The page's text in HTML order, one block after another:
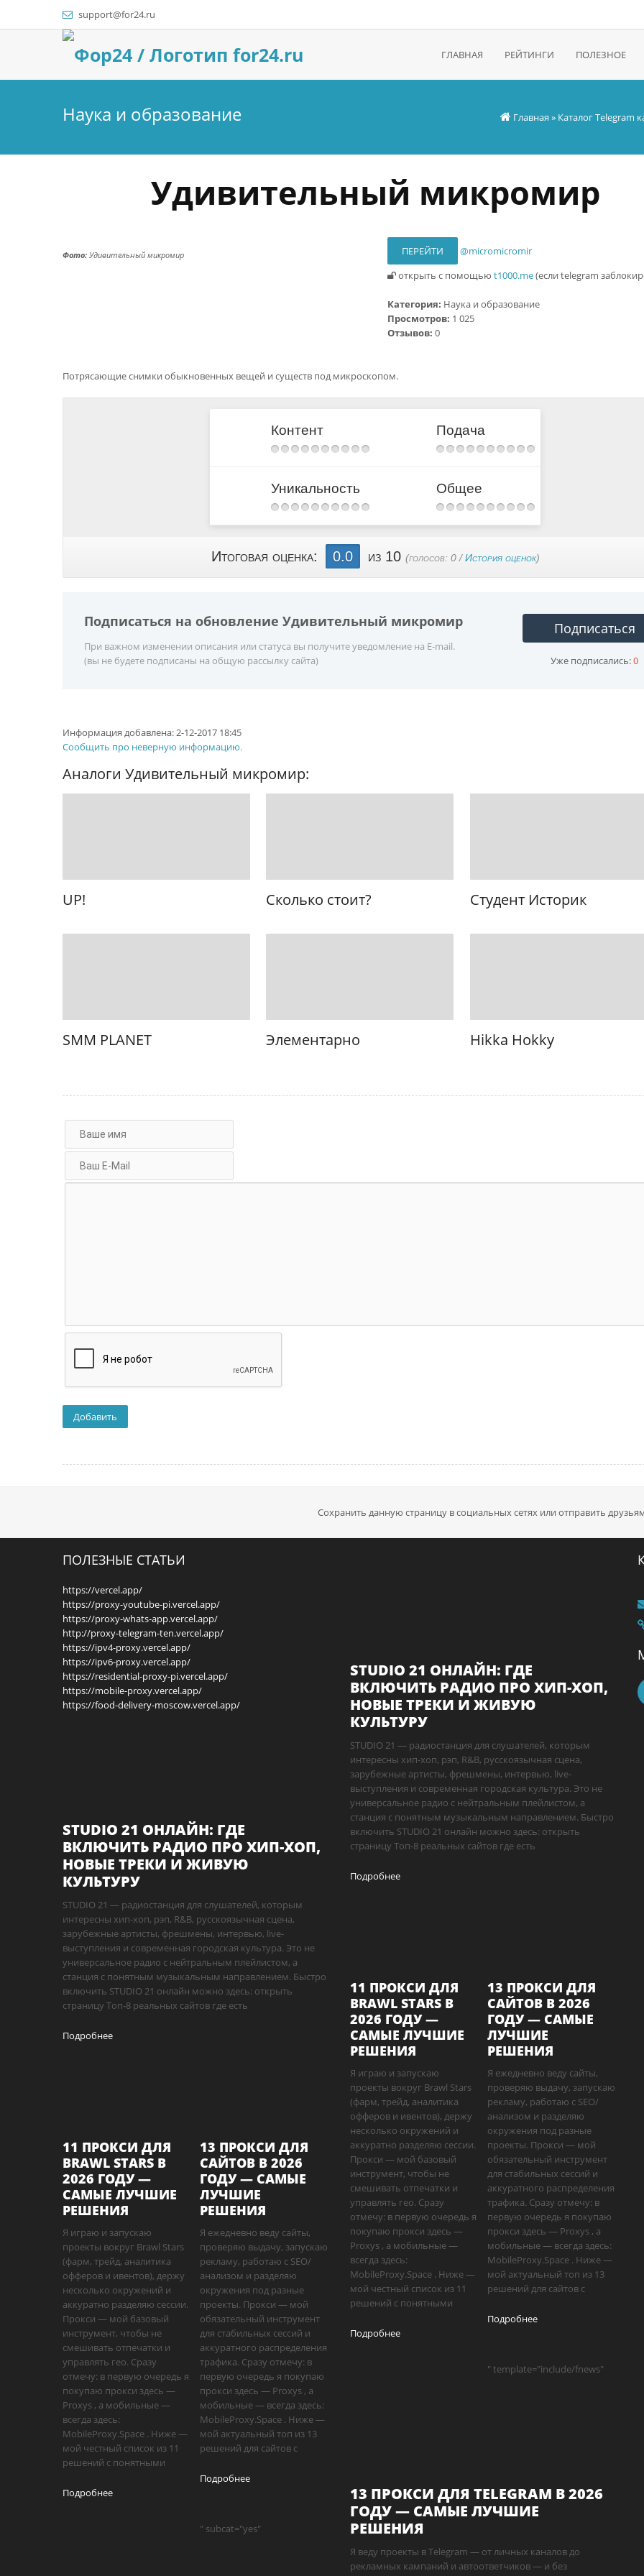
support@for24.ru
ГЛАВНАЯ РЕЙТИНГИ ПОЛЕЗНОЕ
Наука и образование Главная » Каталог Telegram
Удивительный микромир
Фото: Удивительный микромир ПЕРЕЙТИ
@micromicromir
открыть с помощью t1000.me(если telegram
Категория: Наука и образование
Просмотров: 1 025
Отзывов: 0
Потрясающие снимки обыкновенных вещей и существ под микроскопом.
Контент Подача
Уникальность Общее
Итоговая оценка: 0.0 из 10 (голосов: 0/История оценок)
Подписаться на обновление Удивительный микромир
При важном изменении описания или статуса вы получите уведомление на E-mail.
(вы не будете подписаны на общую рассылку сайта)
Подписаться
Уже подписались:0
Информация добавлена:2-12-2017 18:45
Сообщить про неверную информацию.
Аналоги Удивительный микромир:
UP! Сколько стоит? Студент Историк
SMM PLANET Элементарно Hikka Hokky
Сохранить данную страницу в социальных сетях или отправить
ПОЛЕЗНЫЕ СТАТЬИ
https://vercel.app/
https://proxy-youtube-pi.vercel.app/
https://proxy-whats-app.vercel.app/
http://proxy-telegram-ten.vercel.app/
https://ipv4-proxy.vercel.app/
https://ipv6-proxy.vercel.app/
https://residential-proxy-pi.vercel.app/
https://mobile-proxy.vercel.app/
https://food-delivery-moscow.vercel.app/
STUDIO 21 ОНЛАЙН: ГДЕ
ВКЛЮЧИТЬ РАДИО ПРО ХИП-ХОП,
НОВЫЕ ТРЕКИ И ЖИВУЮ
КУЛЬТУРУ
STUDIO 21 — радиостанция для слушателей, которым
интересны хип-хоп, рэп, R&B, русскоязычная сцена,
зарубежные артисты, фрешмены, интервью, live-
выступления и современная городская культура. Это не
универсальное радио с нейтральным плейлистом, а
станция с понятным музыкальным направлением. Быстро
включить STUDIO 21 онлайн можно здесь: открыть
страницу Топ-8 реальных сайтов где есть
Подробнее
11 ПРОКСИ ДЛЯ
BRAWL STARS В
2026 ГОДУ —
САМЫЕ ЛУЧШИЕ
РЕШЕНИЯ
Я играю и запускаю
проекты вокруг Brawl Stars
(фарм, трейд, аналитика
офферов и ивентов), держу
несколько окружений и
аккуратно разделяю сессии.
Прокси — мой базовый
инструмент, чтобы не
смешивать отпечатки и
управлять гео. Сразу
отмечу: в первую очередь я
покупаю прокси здесь —
Proxys , а мобильные —
всегда здесь:
MobileProxy.Space . Ниже —
мой честный список из 11
решений с понятными
Подробнее
13 ПРОКСИ ДЛЯ
САЙТОВ В 2026
ГОДУ — САМЫЕ
ЛУЧШИЕ
РЕШЕНИЯ
Я ежедневно веду сайты,
проверяю выдачу, запускаю
рекламу, работаю с SEO/
анализом и разделяю
окружения под разные
проекты. Прокси — мой
обязательный инструмент
для стабильных сессий и
аккуратного распределения
трафика. Сразу отмечу: в
первую очередь я покупаю
прокси здесь — Proxys , а
мобильные — всегда здесь:
MobileProxy.Space . Ниже —
мой актуальный топ из 13
решений для сайтов с
Подробнее
" subcat="yes"
STUDIO 21 ОНЛАЙН: ГДЕ
ВКЛЮЧИТЬ РАДИО ПРО ХИП-ХОП,
НОВЫЕ ТРЕКИ И ЖИВУЮ
КУЛЬТУРУ
STUDIO 21 — радиостанция для слушателей, которым
интересны хип-хоп, рэп, R&B, русскоязычная сцена,
зарубежные артисты, фрешмены, интервью, live-
выступления и современная городская культура. Это не
универсальное радио с нейтральным плейлистом, а
станция с понятным музыкальным направлением. Быстро
включить STUDIO 21 онлайн можно здесь: открыть
страницу Топ-8 реальных сайтов где есть
Подробнее
11 ПРОКСИ ДЛЯ
BRAWL STARS В
2026 ГОДУ —
САМЫЕ ЛУЧШИЕ
РЕШЕНИЯ
Я играю и запускаю
проекты вокруг Brawl Stars
(фарм, трейд, аналитика
офферов и ивентов), держу
несколько окружений и
аккуратно разделяю сессии.
Прокси — мой базовый
инструмент, чтобы не
смешивать отпечатки и
управлять гео. Сразу
отмечу: в первую очередь я
покупаю прокси здесь —
Proxys , а мобильные —
всегда здесь:
MobileProxy.Space . Ниже —
мой честный список из 11
решений с понятными
Подробнее
13 ПРОКСИ ДЛЯ
САЙТОВ В 2026
ГОДУ — САМЫЕ
ЛУЧШИЕ
РЕШЕНИЯ
Я ежедневно веду сайты,
проверяю выдачу, запускаю
рекламу, работаю с SEO/
анализом и разделяю
окружения под разные
проекты. Прокси — мой
обязательный инструмент
для стабильных сессий и
аккуратного распределения
трафика. Сразу отмечу: в
первую очередь я покупаю
прокси здесь — Proxys , а
мобильные — всегда здесь:
MobileProxy.Space . Ниже —
мой актуальный топ из 13
решений для сайтов с
Подробнее
13 ПРОКСИ ДЛЯ TELEGRAM В 2026
ГОДУ — САМЫЕ ЛУЧШИЕ
РЕШЕНИЯ
Я веду проекты в Telegram — от личных каналов до
рекламных кампаний и автоответчиков — и без
" template="include/fnews"